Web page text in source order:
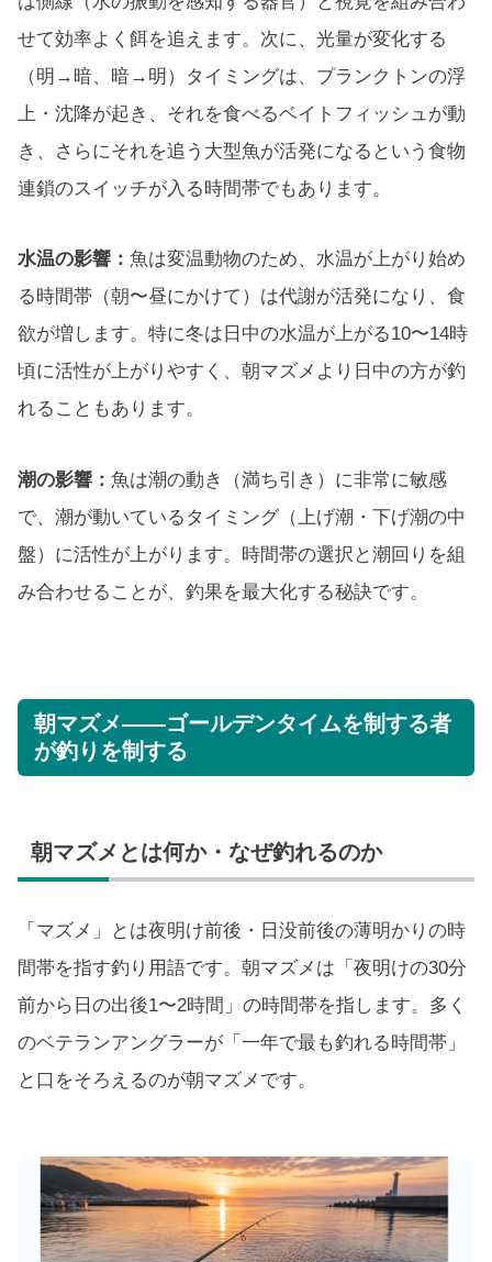
せて効率よく餌を追えます。次に、光量が変化する
（明→暗、暗→明）タイミングは、プランクトンの浮
上・沈降が起き、それを食べるベイトフィッシュが動
き、さらにそれを追う大型魚が活発になるという食物
連鎖のスイッチが入る時間帯でもあります。
水温の影響： 魚は変温動物のため、水温が上がり始め
る時間帯（朝〜昼にかけて）は代謝が活発になり、食
欲が増します。特に冬は日中の水温が上がる10〜14時
頃に活性が上がりやすく、朝マズメより日中の方が釣
れることもあります。
潮の影響： 魚は潮の動き（満ち引き）に非常に敏感
で、潮が動いているタイミング（上げ潮・下げ潮の中
盤）に活性が上がります。時間帯の選択と潮回りを組
み合わせることが、釣果を最大化する秘訣です。
朝マズメ——ゴールデンタイムを制する者
が釣りを制する
朝マズメとは何か・なぜ釣れるのか
「マズメ」とは夜明け前後・日没前後の薄明かりの時
間帯を指す釣り用語です。朝マズメは「夜明けの30分
前から日の出後1〜2時間」の時間帯を指します。多く
のベテランアングラーが「一年で最も釣れる時間帯」
と口をそろえるのが朝マズメです。